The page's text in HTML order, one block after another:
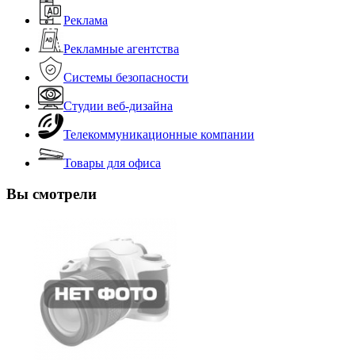
Реклама
Рекламные агентства
Системы безопасности
Студии веб-дизайна
Телекоммуникационные компании
Товары для офиса
Вы смотрели